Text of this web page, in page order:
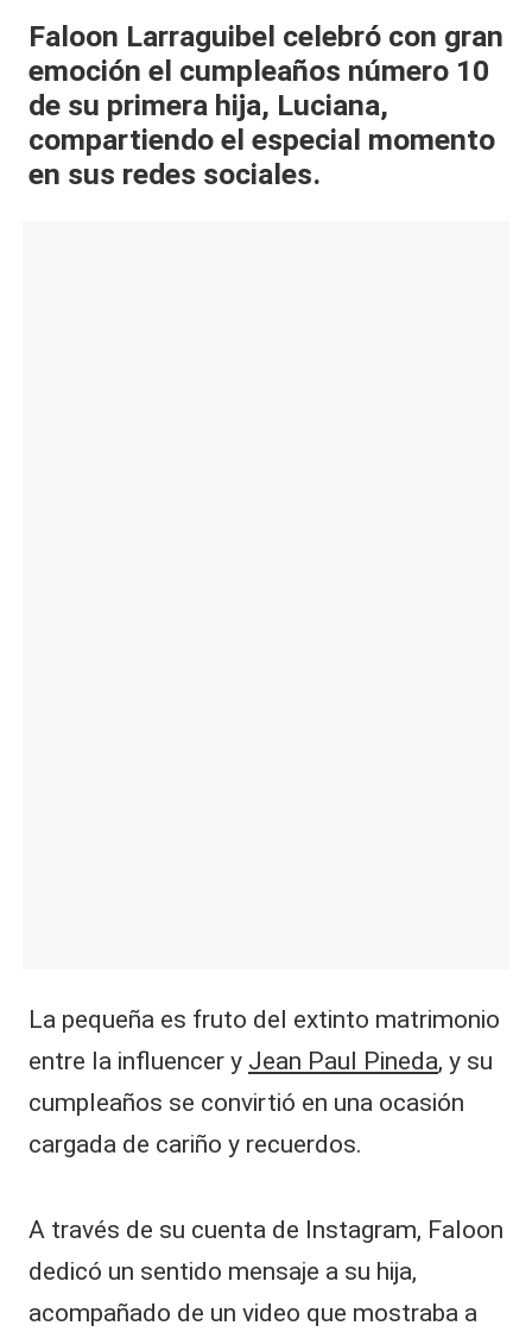
al
it
y
s,
Faloon Larraguibel celebró con gran
emoción el cumpleaños número 10
de su primera hija, Luciana,
compartiendo el especial momento
en sus redes sociales.
La pequeña es fruto del extinto matrimonio
entre la influencer y Jean Paul Pineda, y su
cumpleaños se convirtió en una ocasión
cargada de cariño y recuerdos.
A través de su cuenta de Instagram, Faloon
dedicó un sentido mensaje a su hija,
acompañado de un video que mostraba a